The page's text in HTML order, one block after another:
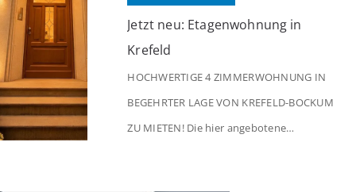
Jetzt neu: Etagenwohnung in
Krefeld
HOCHWERTIGE 4 ZIMMERWOHNUNG IN
BEGEHRTER LAGE VON KREFELD-BOCKUM
ZU MIETEN! Die hier angebotene